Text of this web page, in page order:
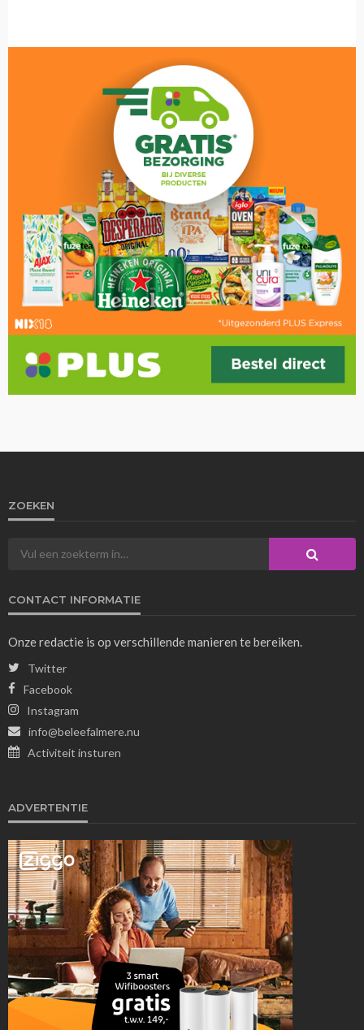
ZOEKEN
CONTACT INFORMATIE
Onze redactie is op verschillende manieren te bereiken.
Twitter
Facebook
Instagram
info@beleefalmere.nu
Activiteit insturen
ADVERTENTIE